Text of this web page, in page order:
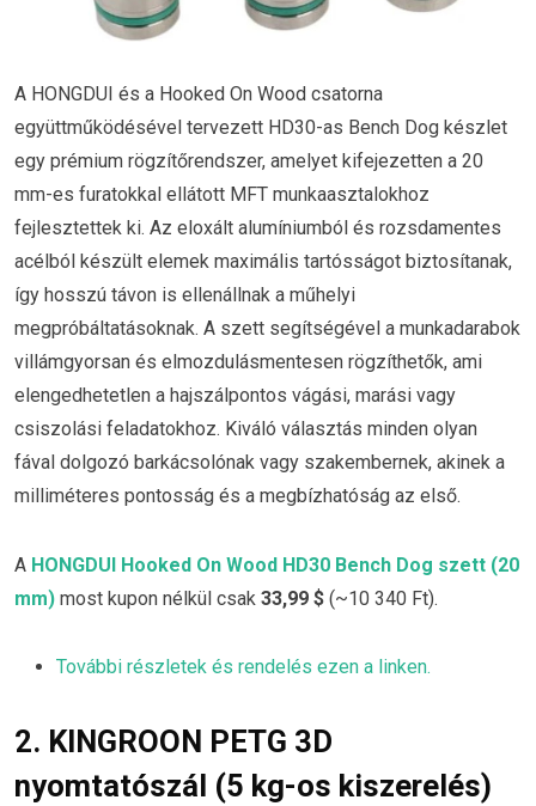
A HONGDUI és a Hooked On Wood csatorna
együttműködésével tervezett HD30-as Bench Dog készlet
egy prémium rögzítőrendszer, amelyet kifejezetten a 20
mm-es furatokkal ellátott MFT munkaasztalokhoz
fejlesztettek ki. Az eloxált alumíniumból és rozsdamentes
acélból készült elemek maximális tartósságot biztosítanak,
így hosszú távon is ellenállnak a műhelyi
megpróbáltatásoknak. A szett segítségével a munkadarabok
villámgyorsan és elmozdulásmentesen rögzíthetők, ami
elengedhetetlen a hajszálpontos vágási, marási vagy
csiszolási feladatokhoz. Kiváló választás minden olyan
fával dolgozó barkácsolónak vagy szakembernek, akinek a
milliméteres pontosság és a megbízhatóság az első.
A HONGDUI Hooked On Wood HD30 Bench Dog szett (20
mm) most kupon nélkül csak 33,99 $ (~10 340 Ft).
További részletek és rendelés ezen a linken.
2. KINGROON PETG 3D
nyomtatószál (5 kg-os kiszerelés)